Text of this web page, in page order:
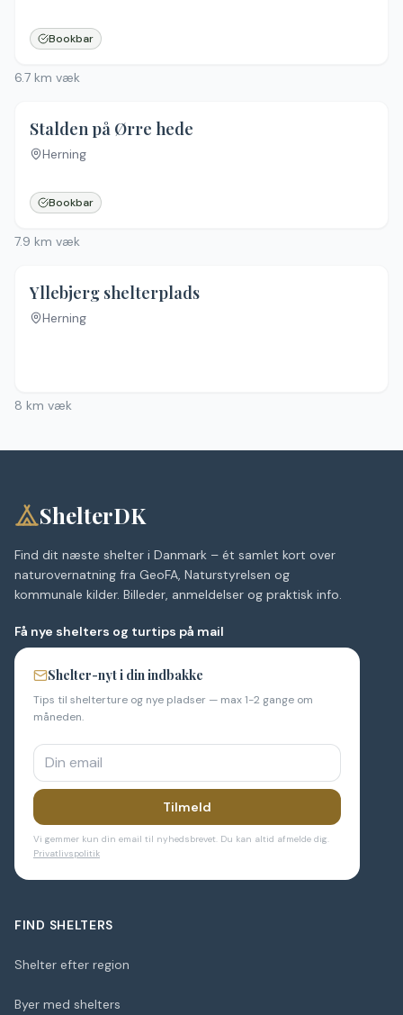
Bookbar
6.7 km væk
Stalden på Ørre hede
Herning
Bookbar
7.9 km væk
Yllebjerg shelterplads
Herning
8 km væk
ShelterDK
Find dit næste shelter i Danmark – ét samlet kort over
naturovernatning fra GeoFA, Naturstyrelsen og
kommunale kilder. Billeder, anmeldelser og praktisk info.
Få nye shelters og turtips på mail
Shelter-nyt i din indbakke
Tips til shelterture og nye pladser — max 1-2 gange om
måneden.
Tilmeld
Vi gemmer kun din email til nyhedsbrevet. Du kan altid afmelde dig.
Privatlivspolitik
FIND SHELTERS
Shelter efter region
Byer med shelters